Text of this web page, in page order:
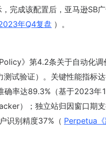
完成该配置后，亚马逊SB
年Q4复盘 ）。
》第4.2条关于自动化调
试验证）。关键性能指标
确率达89.3%（基于2023年
）；独立站归因窗口期
识别精度37%（ Perpetua